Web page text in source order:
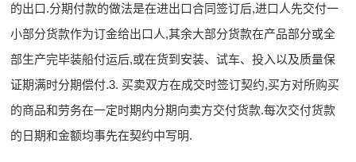
的出口.分期付款的做法是在进出口合同签订后,进口人先交付一
小部分货款作为订金给出口人,其余大部分货款在产品部分或全
部生产完毕装船付运后,或在货到安装、试车、投入以及质量保
证期满时分期偿付.3. 买卖双方在成交时签订契约,买方对所购买
的商品和劳务在一定时期内分期向卖方交付货款.每次交付货款
的日期和金额均事先在契约中写明.